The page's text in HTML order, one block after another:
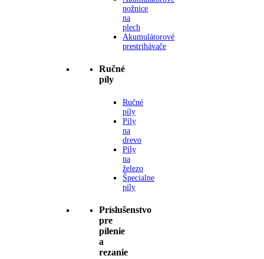
nožnice
na
plech
Akumulátorové
prestrihávače
Ručné
píly
Ručné
píly
Píly
na
drevo
Píly
na
železo
Špecialne
píly
Príslušenstvo
pre
pílenie
a
rezanie